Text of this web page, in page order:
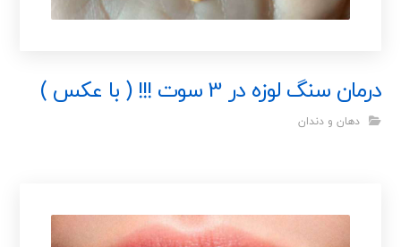
درمان سنگ لوزه در 3 سوت !!! ( با عکس )
دهان و دندان